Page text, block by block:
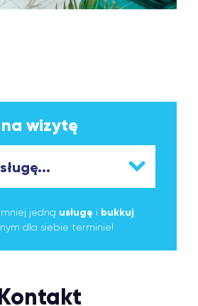
wizytę
jedną usługę i bukkuj
dla siebie terminie!